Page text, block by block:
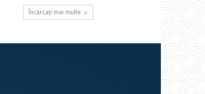
Încărcați mai multe